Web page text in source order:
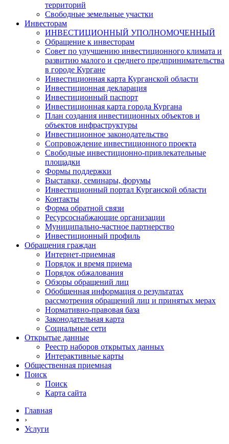
территорий
Свободные земельные участки
Инвесторам
ИНВЕСТИЦИОННЫЙ УПОЛНОМОЧЕННЫЙ
Обращение к инвесторам
Совет по улучшению инвестиционного климата и
развитию малого и среднего предпринимательства
в городе Кургане
Инвестиционная карта Курганской области
Инвестиционная декларация
Инвестиционный паспорт
Инвестиционная карта города Кургана
План создания инвестиционных объектов и
объектов инфраструктуры
Инвестиционное законодательство
Сопровождение инвестиционного проекта
Свободные инвестиционно-привлекательные
площадки
Формы поддержки
Выставки, семинары, форумы
Инвестиционный портал Курганской области
Контакты
Форма обратной связи
Ресурсоснабжающие организации
Муниципально-частное партнерство
Инвестиционный профиль
Обращения граждан
Интернет-приемная
Порядок и время приема
Порядок обжалования
Обзоры обращений лиц
Обобщенная информация о результатах
рассмотрения обращений лиц и принятых мерах
Нормативно-правовая база
Законодательная карта
Социальные сети
Открытые данные
Реестр наборов открытых данных
Интерактивные карты
Общественная приемная
Поиск
Поиск
Карта сайта
Главная
›
Услуги